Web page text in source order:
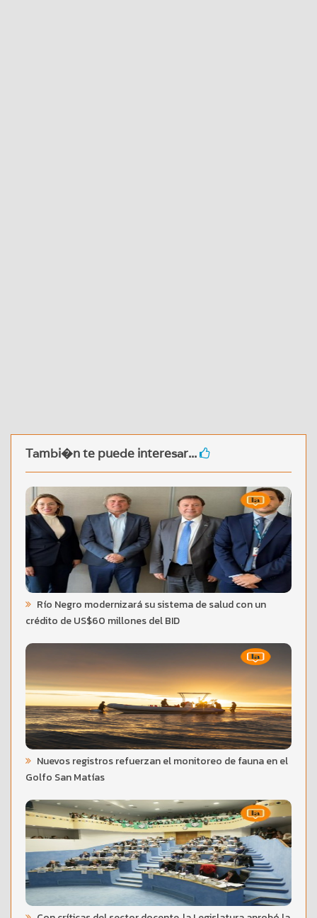
Tambi�n te puede interesar...
Río Negro modernizará su sistema de salud con un
crédito de US$60 millones del BID
Nuevos registros refuerzan el monitoreo de fauna en el
Golfo San Matías